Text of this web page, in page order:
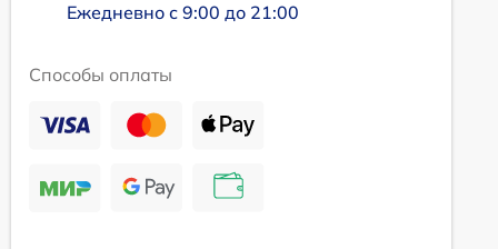
Ежедневно с 9:00 до 21:00
Способы оплаты